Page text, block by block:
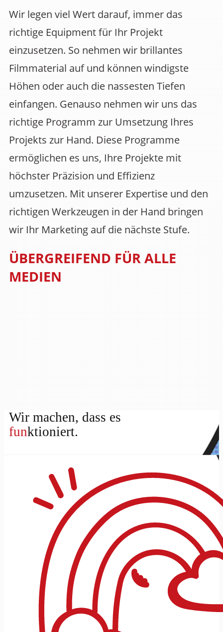
Wir legen viel Wert darauf, immer das
richtige Equipment für Ihr Projekt
einzusetzen. So nehmen wir brillantes
Filmmaterial auf und können windigste
Höhen oder auch die nassesten Tiefen
einfangen. Genauso nehmen wir uns das
richtige Programm zur Umsetzung Ihres
Projekts zur Hand. Diese Programme
ermöglichen es uns, Ihre Projekte mit
höchster Präzision und Effizienz
umzusetzen. Mit unserer Expertise und den
richtigen Werkzeugen in der Hand bringen
wir Ihr Marketing auf die nächste Stufe.
ÜBERGREIFEND FÜR ALLE
MEDIEN
Wir machen, dass es
funktioniert.